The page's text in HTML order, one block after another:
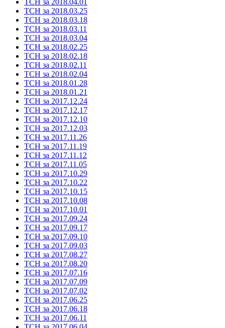
ТСН за 2018.03.25
ТСН за 2018.03.18
ТСН за 2018.03.11
ТСН за 2018.03.04
ТСН за 2018.02.25
ТСН за 2018.02.18
ТСН за 2018.02.11
ТСН за 2018.02.04
ТСН за 2018.01.28
ТСН за 2018.01.21
ТСН за 2017.12.24
ТСН за 2017.12.17
ТСН за 2017.12.10
ТСН за 2017.12.03
ТСН за 2017.11.26
ТСН за 2017.11.19
ТСН за 2017.11.12
ТСН за 2017.11.05
ТСН за 2017.10.29
ТСН за 2017.10.22
ТСН за 2017.10.15
ТСН за 2017.10.08
ТСН за 2017.10.01
ТСН за 2017.09.24
ТСН за 2017.09.17
ТСН за 2017.09.10
ТСН за 2017.09.03
ТСН за 2017.08.27
ТСН за 2017.08.20
ТСН за 2017.07.16
ТСН за 2017.07.09
ТСН за 2017.07.02
ТСН за 2017.06.25
ТСН за 2017.06.18
ТСН за 2017.06.11